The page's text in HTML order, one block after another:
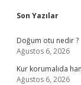
Son Yazılar
Doğum otu nedir ?
Ağustos 6, 2026
Kur korumalıda
Ağustos 6, 2026